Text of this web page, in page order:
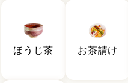
ほうじ茶 お茶請け